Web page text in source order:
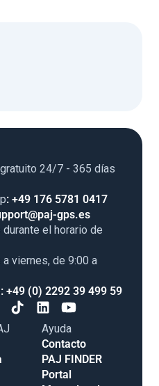
24/7 - 365 días
: +49 176 5781 0417
gps.es
durante el horario de
a viernes, de 9:00 a
: +49 (0) 2292 39 499 59
Ayuda
Contacto
PAJ FINDER
Portal